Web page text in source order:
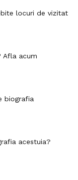
locuri de vizitat
Afla acum
biografia
acestuia?